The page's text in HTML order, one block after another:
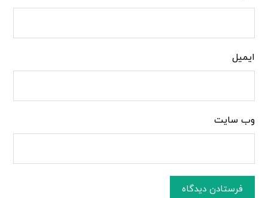
ایمیل
وب‌ سایت
فرستادن دیدگاه